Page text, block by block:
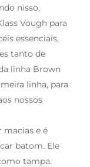
nisso,
Vough para
essenciais,
tanto de
linha Brown
linha, para
nossos
macias e é
batom. Ele
tampa.